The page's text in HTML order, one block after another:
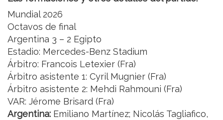
Mundial 2026
Octavos de final
Argentina 3 – 2 Egipto
Estadio: Mercedes-Benz Stadium
Árbitro: Francois Letexier (Fra)
Árbitro asistente 1: Cyril Mugnier (Fra)
Árbitro asistente 2: Mehdi Rahmouni (Fra)
VAR: Jérome Brisard (Fra)
Argentina: Emiliano Martínez; Nicolás Tagliafico,